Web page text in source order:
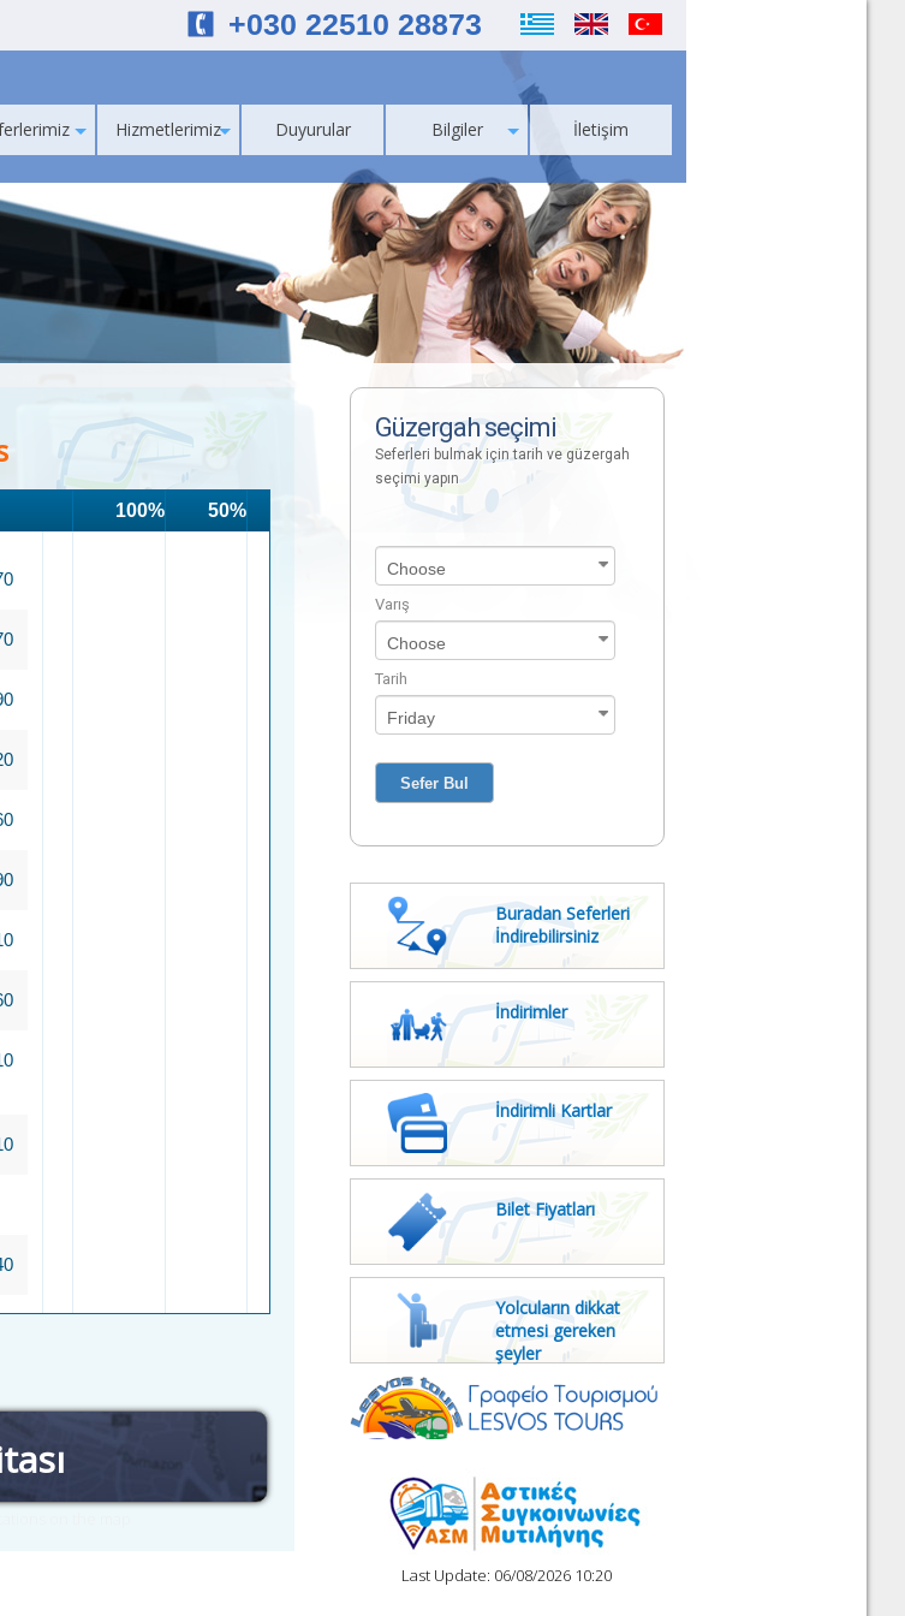
+030 22510 28873
Hizmetlerimiz Duyurular Bilgiler İletişim
100% 50%
Güzergah seçimi
Seferleri bulmak için tarih ve güzergah
seçimi yapın
Varış
Tarih
Buradan Seferleri
İndirebilirsiniz
İndirimler
İndirimli Kartlar
Bilet Fiyatları
Yolcuların dikkat
etmesi gereken
şeyler
Last Update: 06/08/2026 10:20